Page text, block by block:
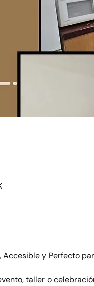
y Perfecto
taller o